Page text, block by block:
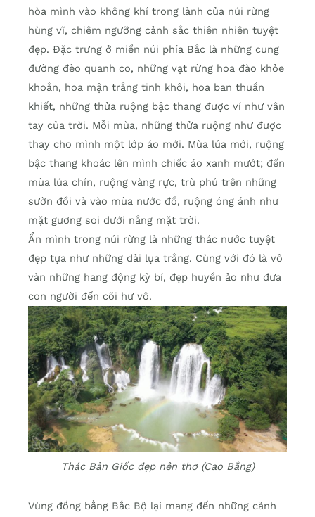
hòa mình vào không khí trong lành của núi rừng
hùng vĩ, chiêm ngưỡng cảnh sắc thiên nhiên tuyệt
đẹp. Đặc trưng ở miền núi phía Bắc là những cung
đường đèo quanh co, những vạt rừng hoa đào khỏe
khoắn, hoa mận trắng tinh khôi, hoa ban thuần
khiết, những thửa ruộng bậc thang được ví như vân
tay của trời. Mỗi mùa, những thửa ruộng như được
thay cho mình một lớp áo mới. Mùa lúa mới, ruộng
bậc thang khoác lên mình chiếc áo xanh mướt; đến
mùa lúa chín, ruộng vàng rực, trù phú trên những
sườn đồi và vào mùa nước đổ, ruộng óng ánh như
mặt gương soi dưới nắng mặt trời.
Ẩn mình trong núi rừng là những thác nước tuyệt
đẹp tựa như những dải lụa trắng. Cùng với đó là vô
vàn những hang động kỳ bí, đẹp huyền ảo như đưa
con người đến cõi hư vô.
Thác Bản Giốc đẹp nên thơ (Cao Bằng)
Vùng đồng bằng Bắc Bộ lại mang đến những cảnh